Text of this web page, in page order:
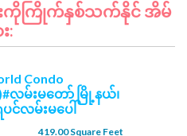
းကိုကြိုက်နှစ်သက်နိုင် အိမ်
:
Condo
လမ်းမတော် မြို့နယ်၊
င်လမ်းမပေါ်
419.00 Square Feet